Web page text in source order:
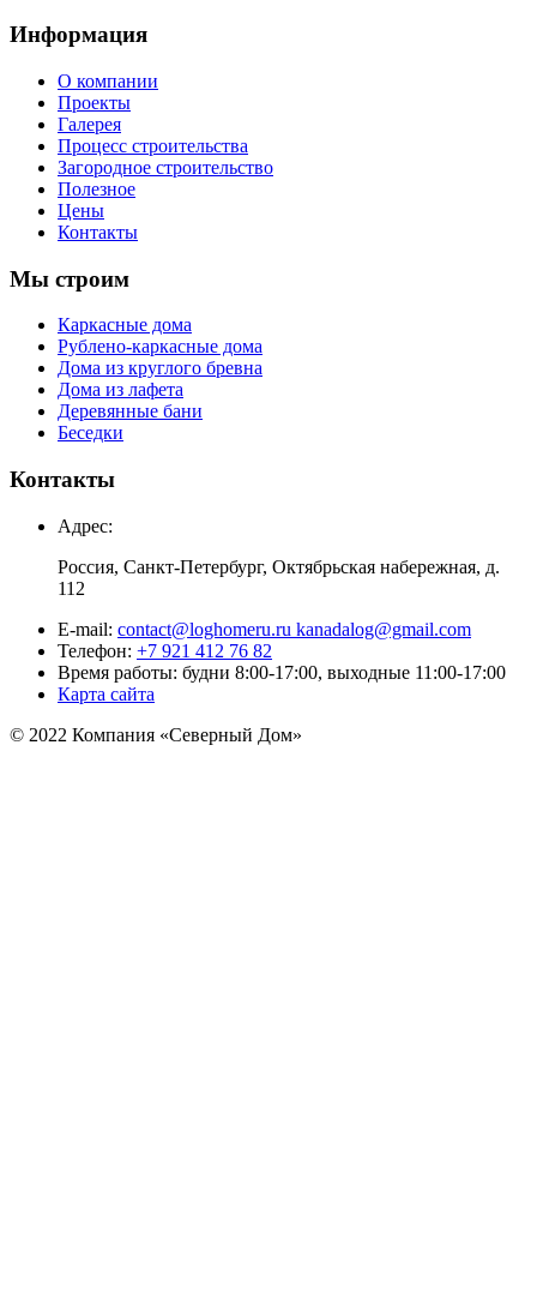
Информация
О компании
Проекты
Галерея
Процесс строительства
Загородное строительство
Полезное
Цены
Контакты
Мы строим
Каркасные дома
Рублено-каркасные дома
Дома из круглого бревна
Дома из лафета
Деревянные бани
Беседки
Контакты
Адрес:
Россия, Санкт-Петербург, Октябрьская набережная, д.
112
E-mail: contact@loghomeru.ru kanadalog@gmail.com
Телефон: +7 921 412 76 82
Время работы: будни 8:00-17:00, выходные 11:00-17:00
Карта сайта
© 2022 Компания «Северный Дом»